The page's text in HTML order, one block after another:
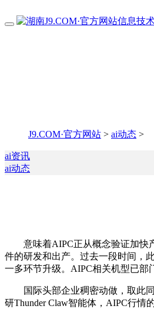
J9.COM·官方网站 > ai动态 >
ai资讯
ai动态
意味着AIPC正从概念验证加快产
件的研发和出产。过去一段时间，
一多环节升级。AIPC相关机型已部
国际头部企业稠密动做，取此同
研Thunder Claw智能体，AIPC行